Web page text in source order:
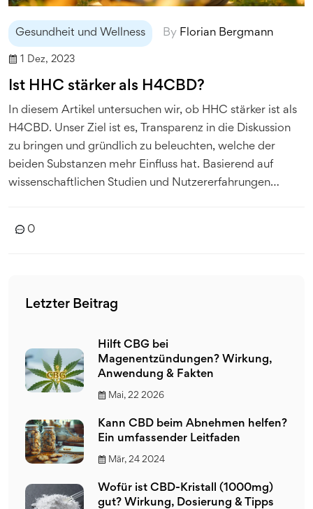
Gesundheit und Wellness By Florian Bergmann
1 Dez, 2023
Ist HHC stärker als H4CBD?
In diesem Artikel untersuchen wir, ob HHC stärker ist als
H4CBD. Unser Ziel ist es, Transparenz in die Diskussion
zu bringen und gründlich zu beleuchten, welche der
beiden Substanzen mehr Einfluss hat. Basierend auf
wissenschaftlichen Studien und Nutzererfahrungen
Reise zur Entdeckung dieser faszinierenden Welt!
0
Letzter Beitrag
Hilft CBG bei
Magenentzündungen? Wirkung,
Anwendung & Fakten
Mai, 22 2026
Kann CBD beim Abnehmen helfen?
Ein umfassender Leitfaden
Mär, 24 2024
Wofür ist CBD-Kristall (1000mg)
gut? Wirkung, Dosierung & Tipps